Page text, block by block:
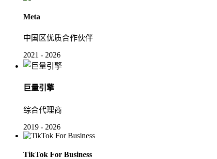
Meta
中国区优质合作伙伴
2021 - 2026
巨量引擎
综合代理商
2019 - 2026
TikTok For Business